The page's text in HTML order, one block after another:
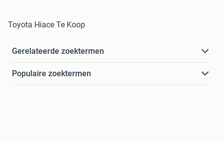
Toyota Hiace Te Koop
Gerelateerde zoektermen
Populaire zoektermen